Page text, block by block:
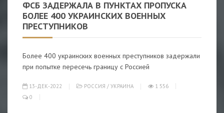
ФСБ ЗАДЕРЖАЛА В ПУНКТАХ ПРОПУСКА
БОЛЕЕ 400 УКРАИНСКИХ ВОЕННЫХ
ПРЕСТУПНИКОВ
Более 400 украинских военных преступников задержали
при попытке пересечь границу с Россией
13-ДЕК-2022 РОССИЯ / УКРАИНА
1 556
0